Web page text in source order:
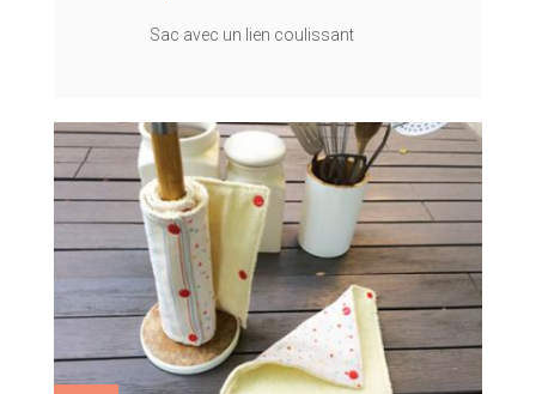
Sac avec un lien coulissant